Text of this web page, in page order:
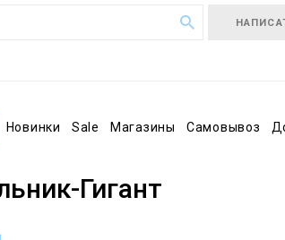
Новинки Sale Магазины Самовывоз
Гигант